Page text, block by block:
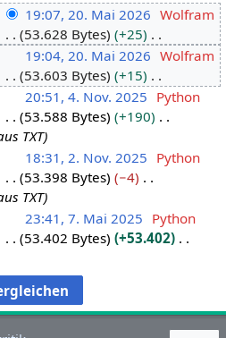
19:07, 20. Mai 2026 Wolfram
53.628 Bytes
+25
19:04, 20. Mai 2026 Wolfram
53.603 Bytes
+15
20:51, 4. Nov. 2025 Python
53.588 Bytes
+190
TXT
18:31, 2. Nov. 2025 Python
53.398 Bytes
−4
TXT
23:41, 7. Mai 2025 Python
53.402 Bytes
+53.402